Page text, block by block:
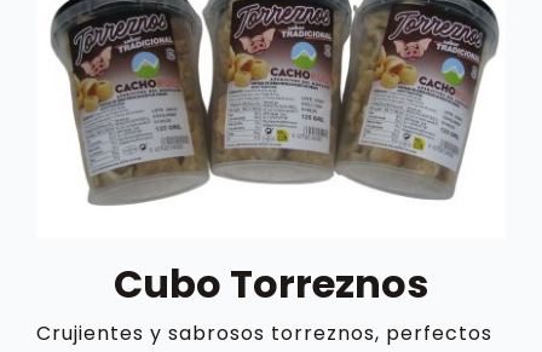
FOODTRUCKS
BLOG
CONTACTO
MI CUENTA
Cubo Torreznos
Crujientes y sabrosos torreznos, perfectos